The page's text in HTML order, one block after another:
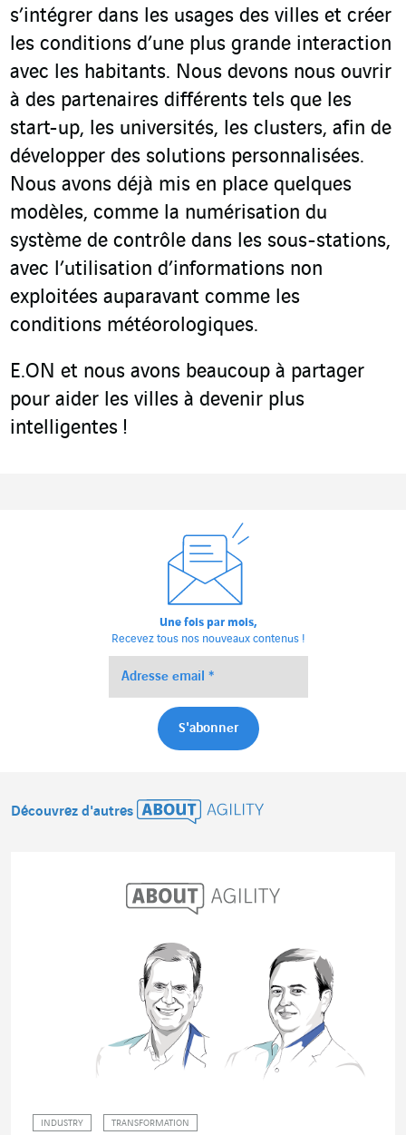
s’intégrer dans les usages des villes et créer
les conditions d’une plus grande interaction
avec les habitants. Nous devons nous ouvrir
à des partenaires différents tels que les
start-up, les universités, les clusters, afin de
développer des solutions personnalisées.
Nous avons déjà mis en place quelques
modèles, comme la numérisation du
système de contrôle dans les sous-stations,
avec l’utilisation d’informations non
exploitées auparavant comme les
conditions météorologiques.
E.ON et nous avons beaucoup à partager
pour aider les villes à devenir plus
intelligentes !
Une fois par mois,
Recevez tous nos nouveaux contenus !
Découvrez d'autres
INDUSTRY TRANSFORMATION